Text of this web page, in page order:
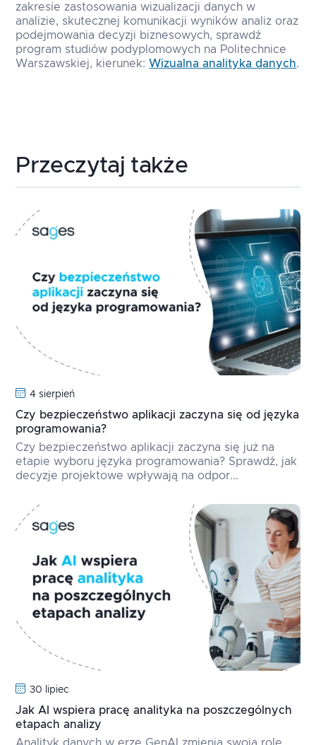
zakresie zastosowania wizualizacji danych w
analizie, skutecznej komunikacji wyników analiz oraz
podejmowania decyzji biznesowych, sprawdź
program studiów podyplomowych na Politechnice
Warszawskiej, kierunek: Wizualna analityka danych.
Przeczytaj także
4 sierpień
Czy bezpieczeństwo aplikacji zaczyna się od języka
programowania?
Czy bezpieczeństwo aplikacji zaczyna się już na
etapie wyboru języka programowania? Sprawdź, jak
decyzje projektowe wpływają na odpor...
30 lipiec
Jak AI wspiera pracę analityka na poszczególnych
etapach analizy
Analityk danych w erze GenAI zmienia swoją rolę.